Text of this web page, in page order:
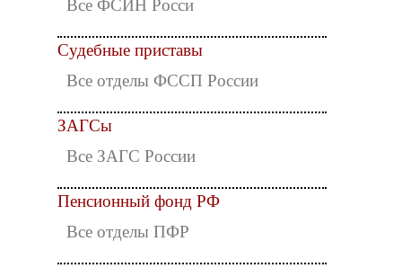
Все ФСИН Росси
Судебные приставы
Все отделы ФССП России
ЗАГСы
Все ЗАГС России
Пенсионный фонд РФ
Все отделы ПФР